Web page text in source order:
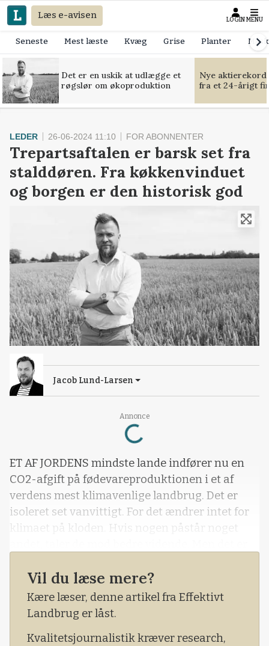
Læs e-avisen LOGIN MENU
Seneste Mest læste Kvæg Grise Planter
Det er en uskik at udlægge et
røgslør om økoproduktion
Nye
fra et 24-årigt
Annonce
Loading...
LEDER 26-06-2024 11:10 FOR ABONNENTER
Trepartsaftalen er barsk set fra
stalddøren. Fra køkkenvinduet
og borgen er den historisk god
Jacob Lund-Larsen
ET AF JORDENS mindste lande indfører nu en
CO2-afgift på fødevareproduktionen i et af
verdens mest klimavenlige landbrug. Det er
isoleret set vanvittigt. For det ændrer intet for
klimaet på kloden. Hvis nogen påstår noget
skal hæfte sig ved i trepartsaftalen.
Vil du læse mere?
Kære læser, denne artikel fra Effektivt
Landbrug er låst.
Kvalitetsjournalistik kræver research,